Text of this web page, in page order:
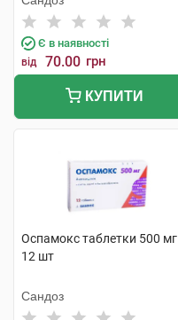
Є в наявності
від 70.00 грн
КУПИТИ
Оспамокс таблетки 500 мг
12 шт
Сандоз